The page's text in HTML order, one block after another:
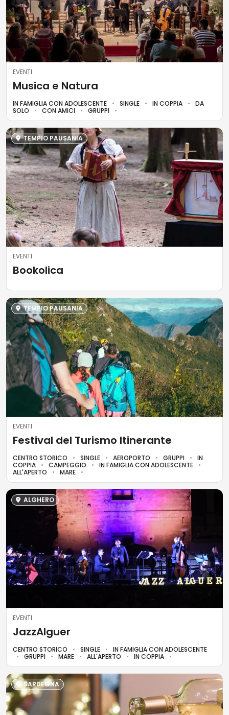
EVENTI
Musica e Natura
IN FAMIGLIA CON ADOLESCENTE SINGLE IN COPPIA
DA
SOLO
CON AMICI GRUPPI
TEMPIO PAUSANIA
EVENTI
Bookolica
TEMPIO PAUSANIA
EVENTI
Festival del Turismo Itinerante
CENTRO STORICO SINGLE AEROPORTO GRUPPI
IN
COPPIA
CAMPEGGIO
IN FAMIGLIA CON ADOLESCENTE
ALL'APERTO
MARE
ALGHERO
EVENTI
JazzAlguer
CENTRO STORICO SINGLE
IN FAMIGLIA CON ADOLESCENTE
GRUPPI
MARE ALL'APERTO IN COPPIA
SARDEGNA